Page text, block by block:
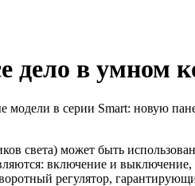
дело в умном
модели в серии Smart: новую
света) может быть
включение и выключение,
регулятор,